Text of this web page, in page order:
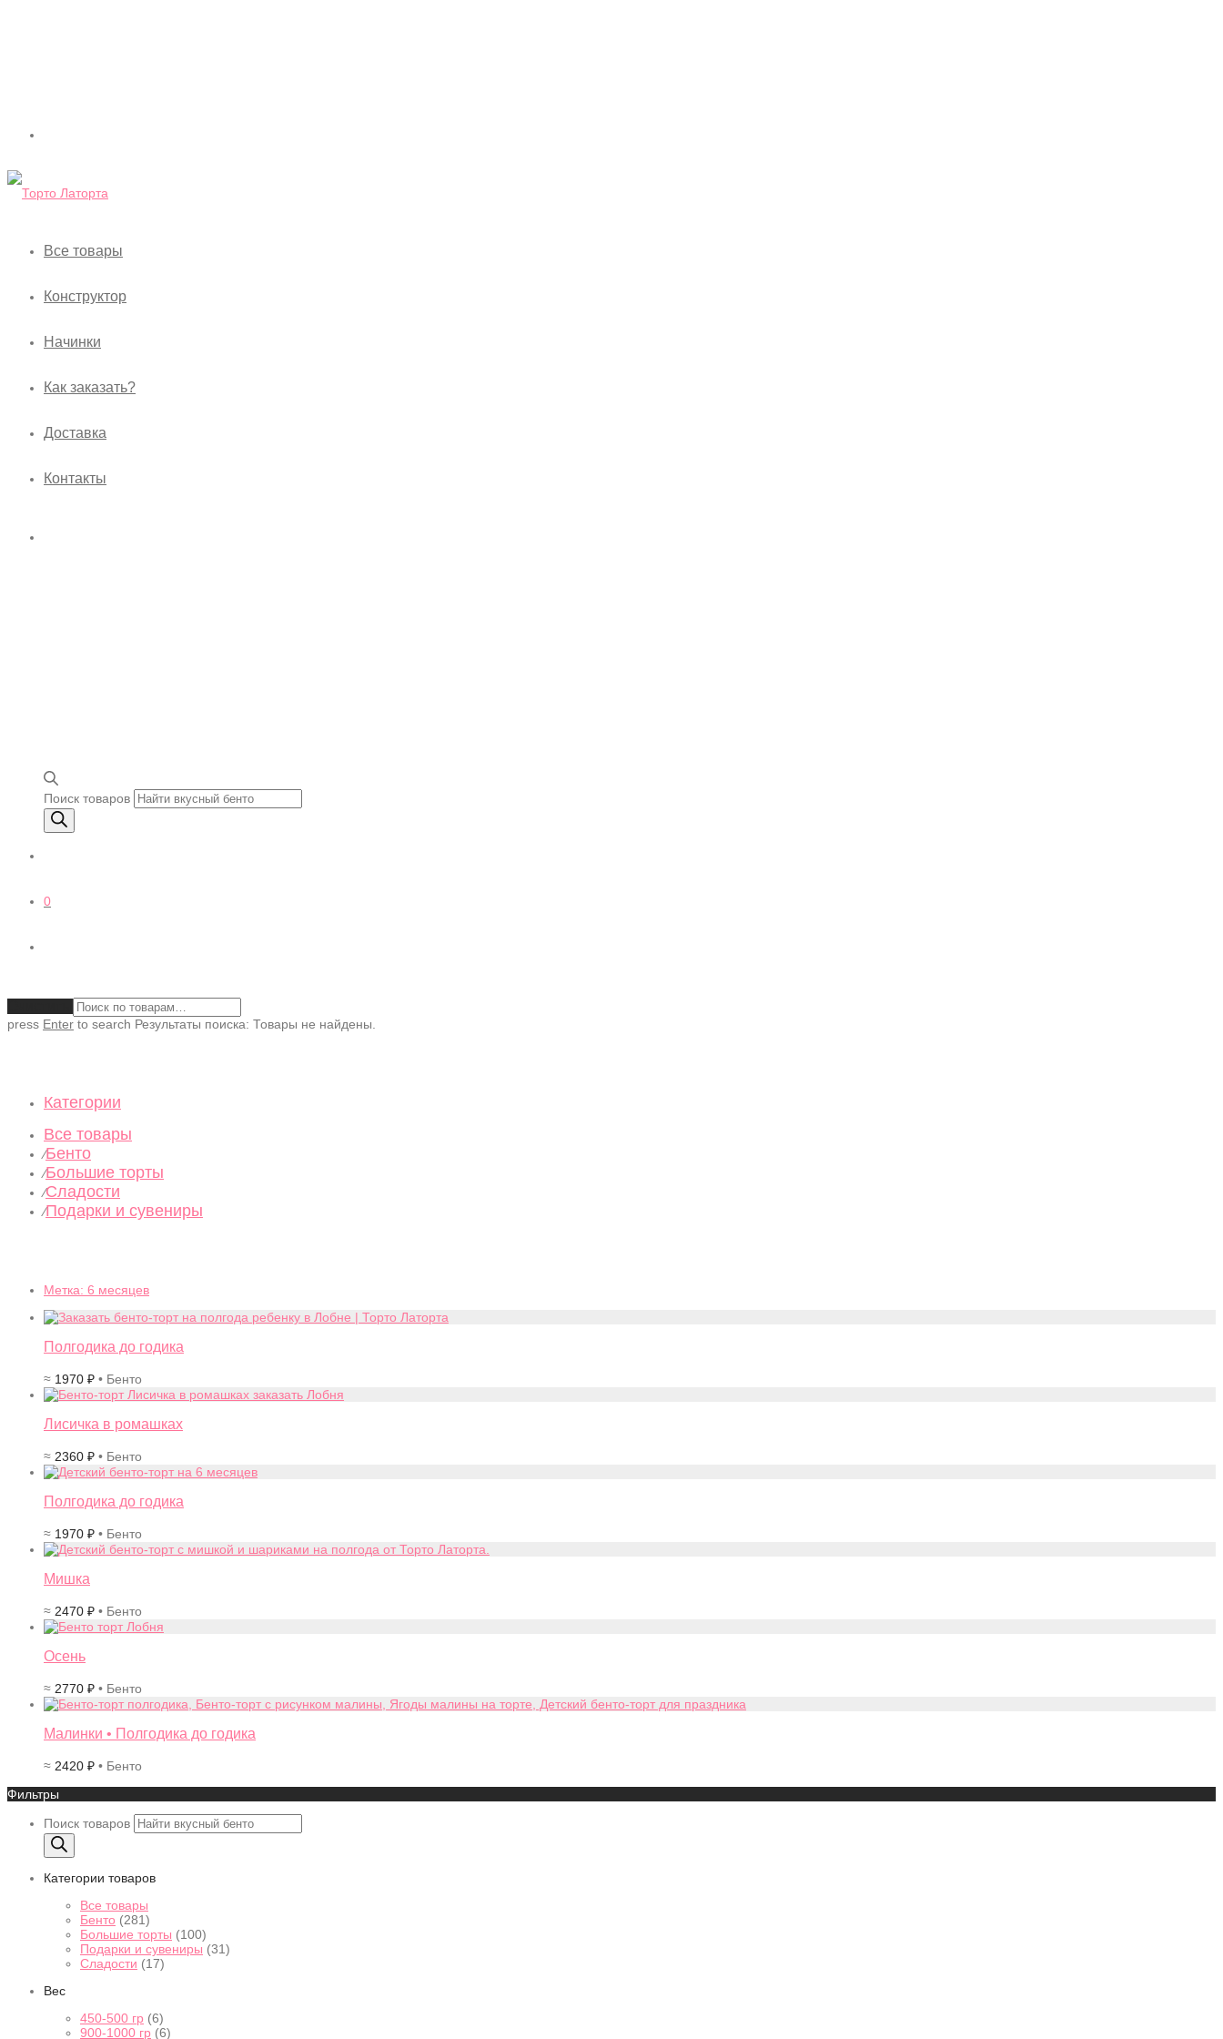
Все товары
Конструктор
Начинки
Как заказать?
Доставка
Контакты
Поиск товаров
0
press Enter to search Результаты поиска: Товары не найдены.
Категории
Все товары
⁄Бенто
⁄Большие торты
⁄Сладости
⁄Подарки и сувениры
Метка: 6 месяцев
Полгодика до годика
≈ 1970 ₽ • Бенто
Лисичка в ромашках
≈ 2360 ₽ • Бенто
Полгодика до годика
≈ 1970 ₽ • Бенто
Мишка
≈ 2470 ₽ • Бенто
Осень
≈ 2770 ₽ • Бенто
Малинки • Полгодика до годика
≈ 2420 ₽ • Бенто
Фильтры
Поиск товаров
Категории товаров
Все товары
Бенто (281)
Большие торты (100)
Подарки и сувениры (31)
Сладости (17)
Вес
450-500 гр (6)
900-1000 гр (6)